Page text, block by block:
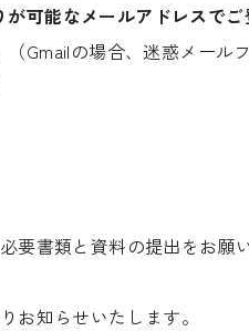
可能なメールアドレスでご
Gmailの場合、迷惑メール
要書類と資料の提出をお願
お知らせいたします。